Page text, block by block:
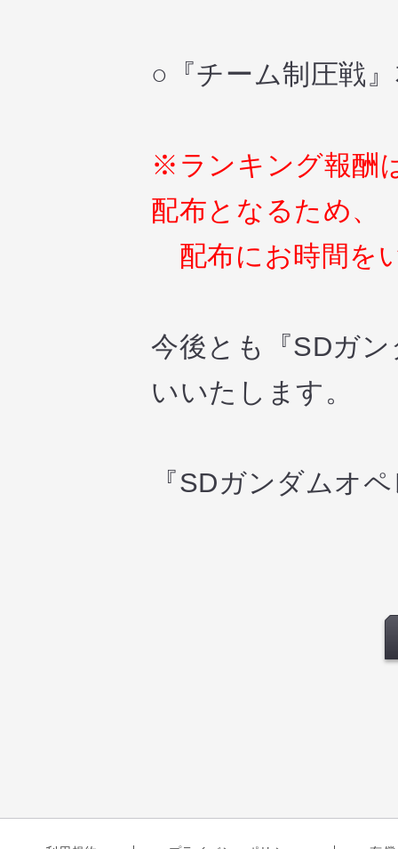
○『チーム制圧戦
※ランキング報酬
配布となるため、
配布にお時間を
今後とも『SDガ
いいたします。
『SDガンダムオ